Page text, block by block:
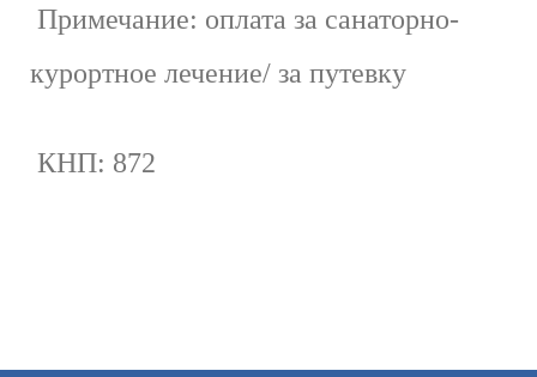
Примечание: оплата за санаторно-
курортное лечение/ за путевку
КНП: 872